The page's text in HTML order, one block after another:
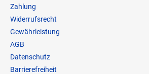
Zahlung
Widerrufsrecht
Gewährleistung
AGB
Datenschutz
Barrierefreiheit